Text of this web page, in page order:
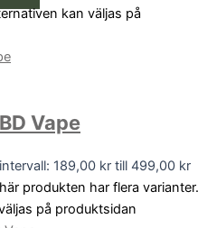
kan väljas på
Vape
189,00 kr till 499,00 kr
produkten har flera varianter.
på produktsidan